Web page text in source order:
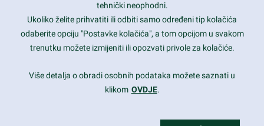
Daily: 9:00 am - 6:00 pm
Sunday: Closed
Copyright 2017FRESHFACE© All Rights Reserved
tehnički neophodni.
Ukoliko želite prihvatiti ili odbiti samo određeni tip kolačića
odaberite opciju "Postavke kolačića", a tom opcijom u svakom
trenutku možete izmijeniti ili opozvati privole za kolačiće.
Više detalja o obradi osobnih podataka možete saznati u
klikom OVDJE.